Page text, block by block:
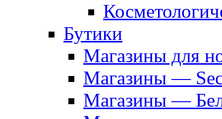
Бутики
Магазины для
Магазины —
Магазины —